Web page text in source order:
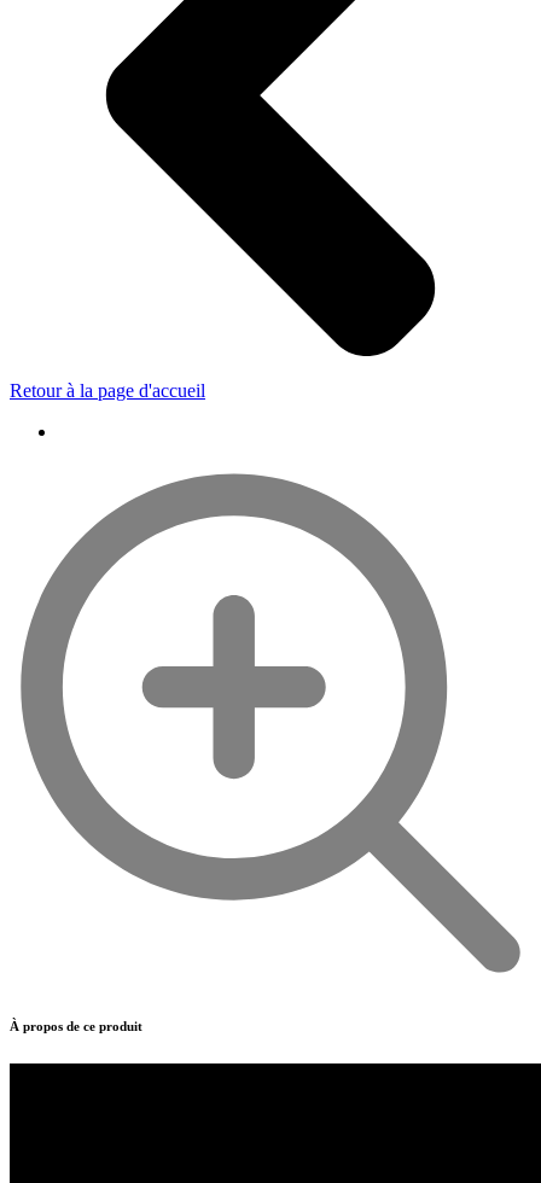
Retour à la page d'accueil
À propos de ce produit